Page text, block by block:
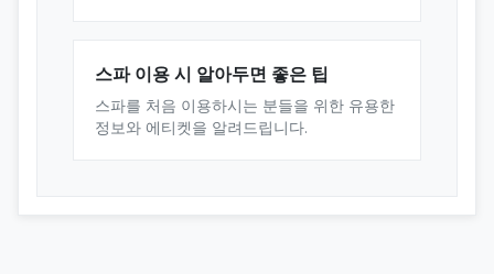
스파 이용 시 알아두면 좋은 팁
스파를 처음 이용하시는 분들을 위한 유용한
정보와 에티켓을 알려드립니다.